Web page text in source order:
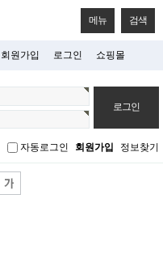
메뉴 검색
회원가입 로그인 쇼핑몰
자동로그인 회원가입 정보찾기